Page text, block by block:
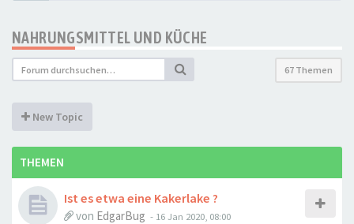
NAHRUNGSMITTEL UND KÜCHE
67 Themen
New Topic
THEMEN
Ist es etwa eine Kakerlake ?
von EdgarBug - 16 Jan 2020, 08:00